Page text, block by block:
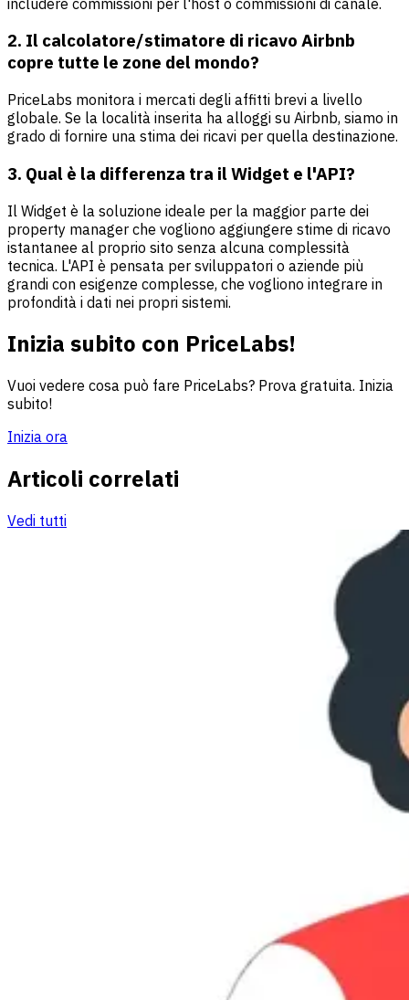
2. Il calcolatore/stimatore di ricavo Airbnb
copre tutte le zone del mondo?
PriceLabs monitora i mercati degli affitti brevi a livello
globale. Se la località inserita ha alloggi su Airbnb, siamo in
grado di fornire una stima dei ricavi per quella destinazione.
3. Qual è la differenza tra il Widget e l'API?
Il Widget è la soluzione ideale per la maggior parte dei
property manager che vogliono aggiungere stime di ricavo
istantanee al proprio sito senza alcuna complessità
tecnica. L'API è pensata per sviluppatori o aziende più
grandi con esigenze complesse, che vogliono integrare in
profondità i dati nei propri sistemi.
Inizia subito con PriceLabs!
Vuoi vedere cosa può fare PriceLabs? Prova gratuita. Inizia
subito!
Inizia ora
Articoli correlati
Vedi tutti